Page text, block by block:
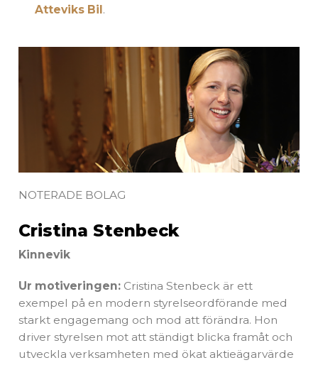
Atteviks Bil.
NOTERADE BOLAG
Cristina Stenbeck
Kinnevik
Ur motiveringen:Cristina Stenbeck är ett
exempel på en modern styrelseordförande med
starkt engagemang och mod att förändra. Hon
driver styrelsen mot att ständigt blicka framåt och
utveckla verksamheten med ökat aktieägarvärde